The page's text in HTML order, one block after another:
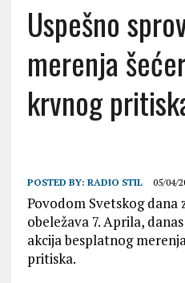
Uspešno
merenja
krvnog
POSTED BY: RADIO STIL 05/04/
Povodom Svetskog dana
obeležava 7. Aprila,
akcija besplatnog
pritiska.